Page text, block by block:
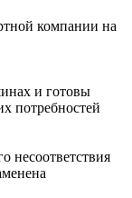
компании на
и готовы
потребностей
несоответствия